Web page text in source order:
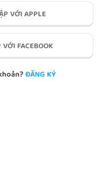
VỚI APPLE
FACEBOOK
ĐĂNG KÝ